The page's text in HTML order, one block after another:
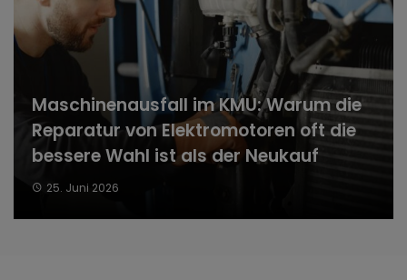
Maschinenausfall im KMU: Warum die
Reparatur von Elektromotoren oft die
bessere Wahl ist als der Neukauf
25. Juni 2026